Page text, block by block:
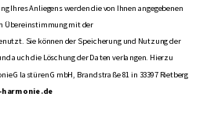
Ihres Anliegens werden die von Ihnen angegebenen
Übereinstimmung mit der
Sie können der Speicherung und Nutzung der
auch die Löschung der Daten verlangen. Hierzu
Glastüren GmbH, Brandstraße 81 in 33397 Rietberg